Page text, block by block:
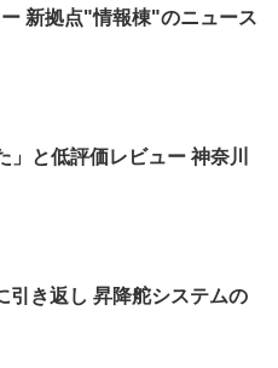
新拠点"情報棟"のニュース
」と低評価レビュー 神奈川
き返し 昇降舵システムの